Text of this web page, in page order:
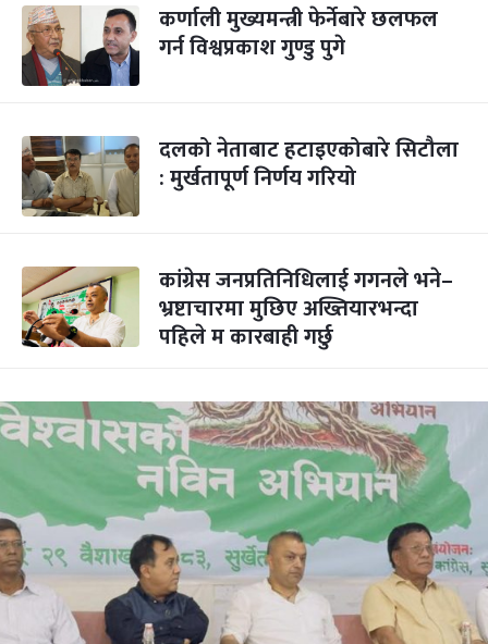
कर्णाली मुख्यमन्त्री फेर्नेबारे छलफल
गर्न विश्वप्रकाश गुण्डु पुगे
दलको नेताबाट हटाइएकोबारे सिटौला
: मुर्खतापूर्ण निर्णय गरियो
कांग्रेस जनप्रतिनिधिलाई गगनले भने–
भ्रष्टाचारमा मुछिए अख्तियारभन्दा
पहिले म कारबाही गर्छु